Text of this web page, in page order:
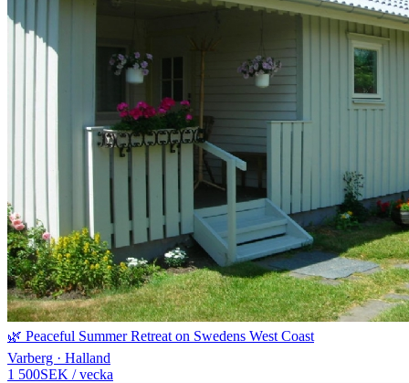
🌿 Peaceful Summer Retreat on Swedens West Coast
Varberg · Halland
1 500SEK /vecka